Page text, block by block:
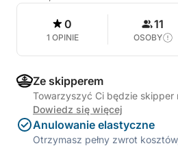
0
1 OPINIE
11
OSOBY
Ze skipperem
Towarzyszyć Ci będzie skipper
Dowiedz się więcej
Anulowanie elastyczne
Otrzymasz pełny zwrot